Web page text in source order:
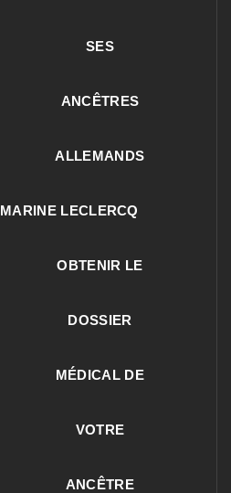
SES
ANCÊTRES
ALLEMANDS
MARINE LECLERCQ
OBTENIR LE
DOSSIER
MÉDICAL DE
VOTRE
ANCÊTRE